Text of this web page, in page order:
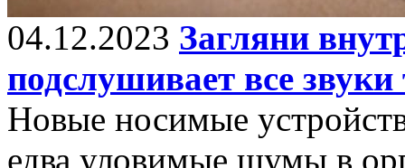
04.12.2023 Загляни
подслушивает все звуки
Новые носимые
едва уловимые шумы в